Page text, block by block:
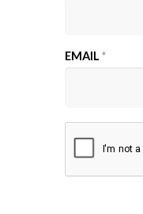
EMAIL*